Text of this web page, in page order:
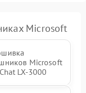
Microsoft
Microsoft
LX-3000